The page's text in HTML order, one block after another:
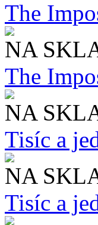
The
NA
The
NA
Tisíc a
NA
Tisíc a